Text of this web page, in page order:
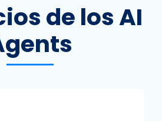
de los AI